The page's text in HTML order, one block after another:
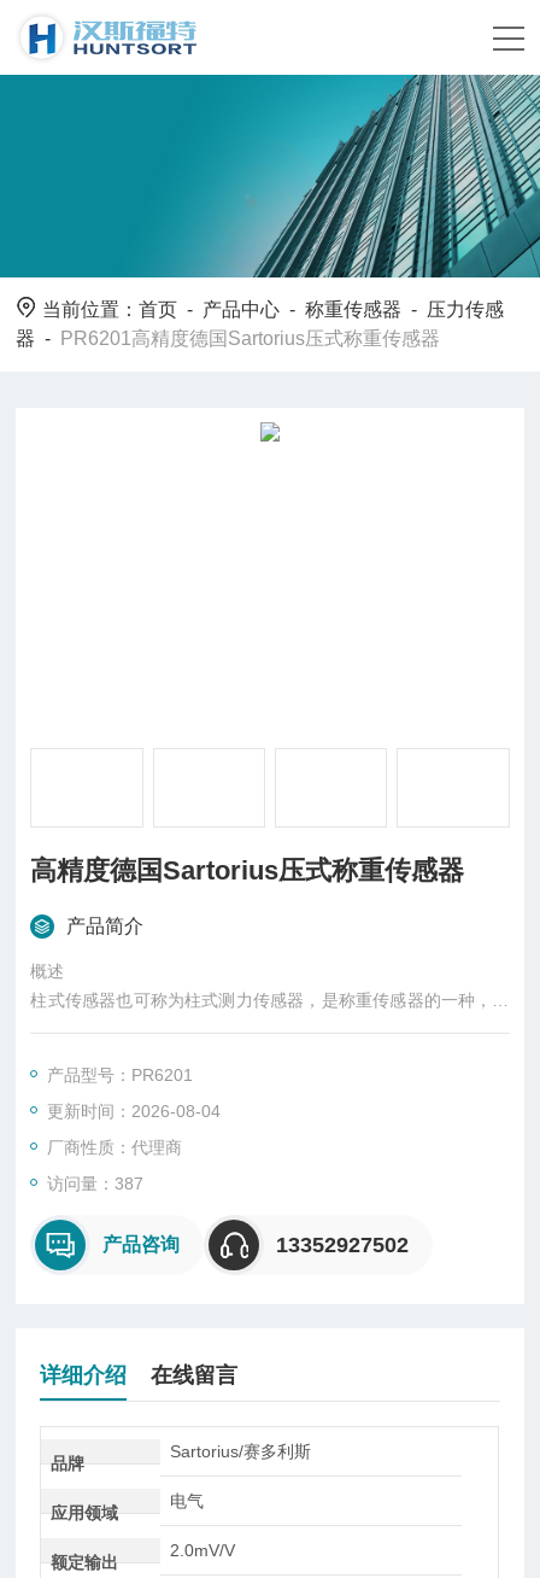
当前位置：首页 - 产品中心 -称重传感器 - 压力传感
器 - PR6201高精度德国Sartorius压式称重传感器
高精度德国Sartorius压式称重传感器
产品简介
概述
柱式传感器也可称为柱式测力传感器，是称重传感器的一种，是
一种将质量信号转变为可测量的电信号输出的装置，主要有S
式。
产品型号：PR6201
更新时间：2026-08-04
厂商性质：代理商
访问量：387
产品咨询 13352927502
详细介绍 在线留言
品牌
Sartorius/赛多利斯
应用领域
电气
额定输出
2.0mV/V